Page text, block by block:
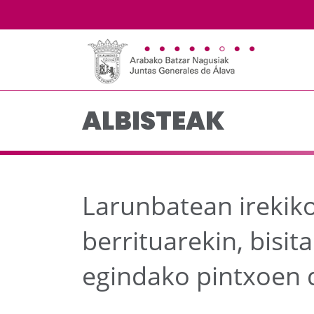
Larunbatean irekiko
ALBISTEAK
Larunbatean
berrituarekin,
egindako pintxoen